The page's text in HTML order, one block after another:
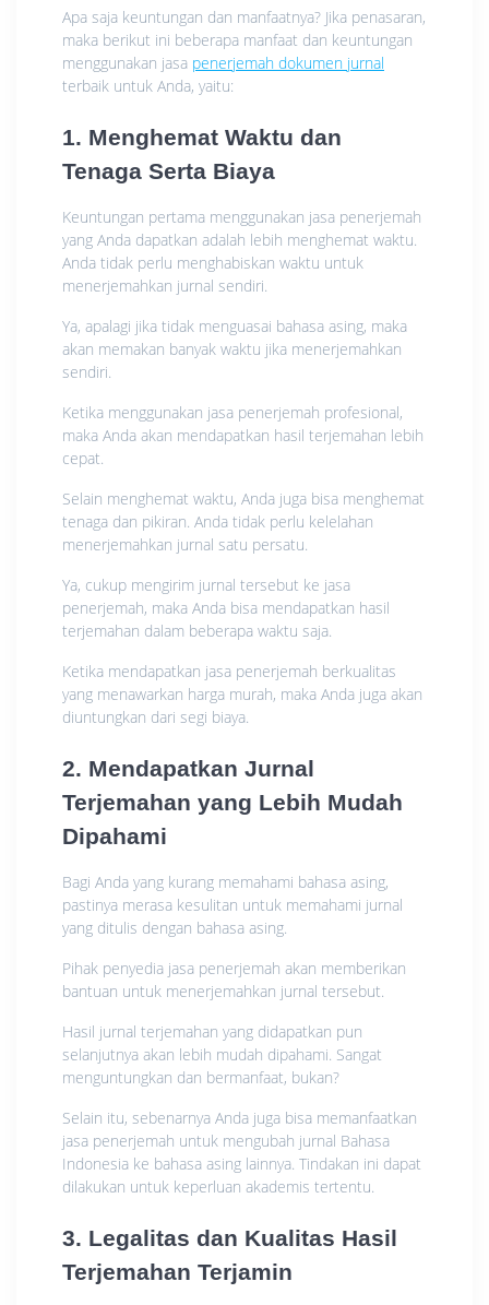
Apa saja keuntungan dan manfaatnya? Jika penasaran,
maka berikut ini beberapa manfaat dan keuntungan
menggunakan jasa penerjemah dokumen jurnal
terbaik untuk Anda, yaitu:
1. Menghemat Waktu dan
Tenaga Serta Biaya
Keuntungan pertama menggunakan jasa penerjemah
yang Anda dapatkan adalah lebih menghemat waktu.
Anda tidak perlu menghabiskan waktu untuk
menerjemahkan jurnal sendiri.
Ya, apalagi jika tidak menguasai bahasa asing, maka
akan memakan banyak waktu jika menerjemahkan
sendiri.
Ketika menggunakan jasa penerjemah profesional,
maka Anda akan mendapatkan hasil terjemahan lebih
cepat.
Selain menghemat waktu, Anda juga bisa menghemat
tenaga dan pikiran. Anda tidak perlu kelelahan
menerjemahkan jurnal satu persatu.
Ya, cukup mengirim jurnal tersebut ke jasa
penerjemah, maka Anda bisa mendapatkan hasil
terjemahan dalam beberapa waktu saja.
Ketika mendapatkan jasa penerjemah berkualitas
yang menawarkan harga murah, maka Anda juga akan
diuntungkan dari segi biaya.
2. Mendapatkan Jurnal
Terjemahan yang Lebih Mudah
Dipahami
Bagi Anda yang kurang memahami bahasa asing,
pastinya merasa kesulitan untuk memahami jurnal
yang ditulis dengan bahasa asing.
Pihak penyedia jasa penerjemah akan memberikan
bantuan untuk menerjemahkan jurnal tersebut.
Hasil jurnal terjemahan yang didapatkan pun
selanjutnya akan lebih mudah dipahami. Sangat
menguntungkan dan bermanfaat, bukan?
Selain itu, sebenarnya Anda juga bisa memanfaatkan
jasa penerjemah untuk mengubah jurnal Bahasa
Indonesia ke bahasa asing lainnya. Tindakan ini dapat
dilakukan untuk keperluan akademis tertentu.
3. Legalitas dan Kualitas Hasil
Terjemahan Terjamin